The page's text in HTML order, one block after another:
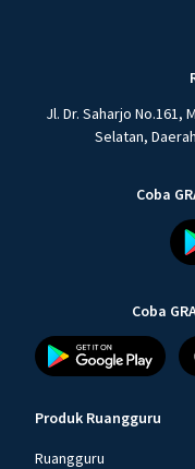
Jl. Dr. Saharjo
Selatan,
Coba
Coba
Produk Ruangguru
Ruangguru